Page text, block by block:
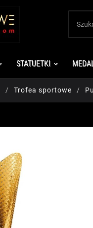
STATUETKI
Trofea sportowe